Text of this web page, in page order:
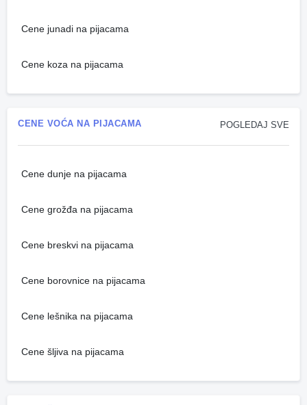
Cene junadi na pijacama
Cene koza na pijacama
POGLEDAJ SVE
CENE VOĆA NA PIJACAMA
Cene dunje na pijacama
Cene grožđa na pijacama
Cene breskvi na pijacama
Cene borovnice na pijacama
Cene lešnika na pijacama
Cene šljiva na pijacama